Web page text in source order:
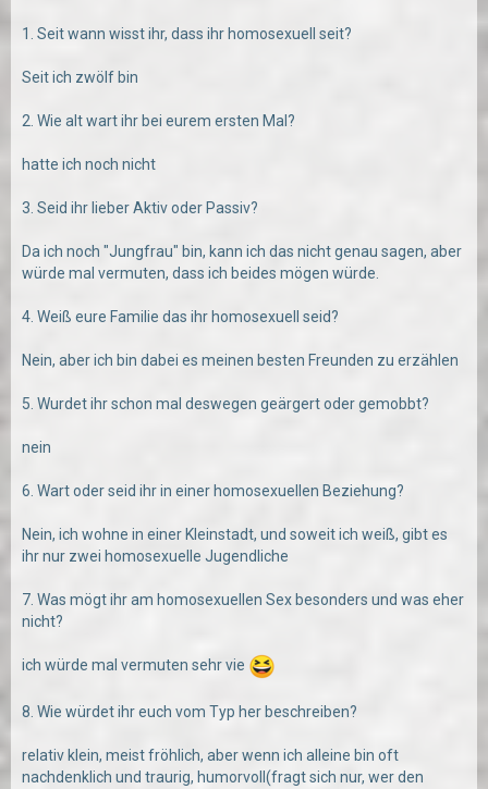
1. Seit wann wisst ihr, dass ihr homosexuell seit?
Seit ich zwölf bin
2. Wie alt wart ihr bei eurem ersten Mal?
hatte ich noch nicht
3. Seid ihr lieber Aktiv oder Passiv?
Da ich noch "Jungfrau" bin, kann ich das nicht genau sagen, aber
würde mal vermuten, dass ich beides mögen würde.
4. Weiß eure Familie das ihr homosexuell seid?
Nein, aber ich bin dabei es meinen besten Freunden zu erzählen
5. Wurdet ihr schon mal deswegen geärgert oder gemobbt?
nein
6. Wart oder seid ihr in einer homosexuellen Beziehung?
Nein, ich wohne in einer Kleinstadt, und soweit ich weiß, gibt es
ihr nur zwei homosexuelle Jugendliche
7. Was mögt ihr am homosexuellen Sex besonders und was eher
nicht?
ich würde mal vermuten sehr vie
8. Wie würdet ihr euch vom Typ her beschreiben?
relativ klein, meist fröhlich, aber wenn ich alleine bin oft
nachdenklich und traurig, humorvoll(fragt sich nur, wer den